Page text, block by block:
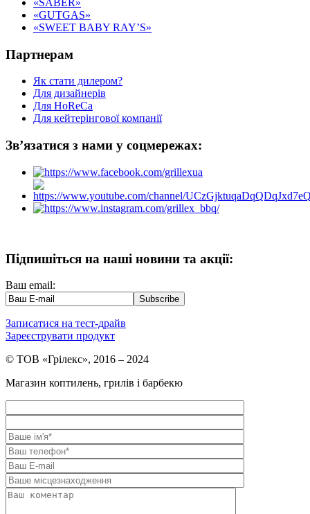
«SABER»
«GUTGAS»
«SWEET BABY RAY’S»
Партнерам
Як стати дилером?
Для дизайнерів
Для HoReCa
Для кейтерінгової компанії
Зв’язатися з нами у соцмережах:
Підпишіться на наші новини та акції:
Ваш email:
Записатися на тест-драйв
Зареєструвати продукт
© ТОВ «Грілекс», 2016 – 2024
Магазин коптилень, грилів і барбекю